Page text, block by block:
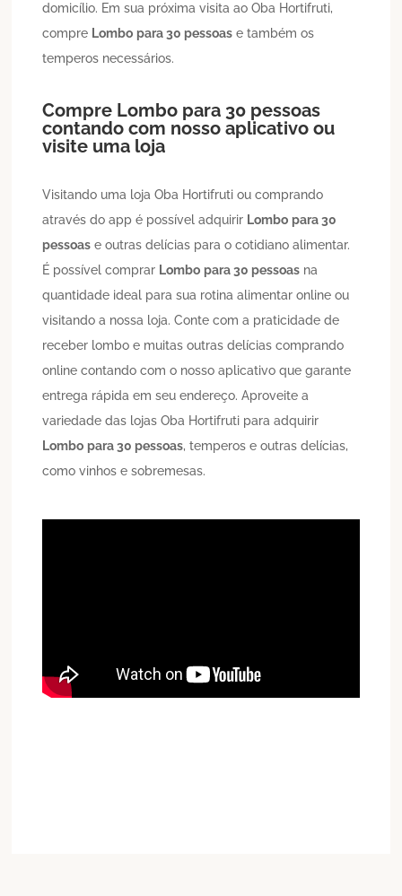
domicílio. Em sua próxima visita ao Oba Hortifruti,
compre Lombo para 30 pessoas e também os
temperos necessários.
Compre Lombo para 30 pessoas
contando com nosso aplicativo ou
visite uma loja
Visitando uma loja Oba Hortifruti ou comprando
através do app é possível adquirir Lombo para 30
pessoas e outras delícias para o cotidiano alimentar.
É possível comprar Lombo para 30 pessoas na
quantidade ideal para sua rotina alimentar online ou
visitando a nossa loja. Conte com a praticidade de
receber lombo e muitas outras delícias comprando
online contando com o nosso aplicativo que garante
entrega rápida em seu endereço. Aproveite a
variedade das lojas Oba Hortifruti para adquirir
Lombo para 30 pessoas, temperos e outras delícias,
como vinhos e sobremesas.